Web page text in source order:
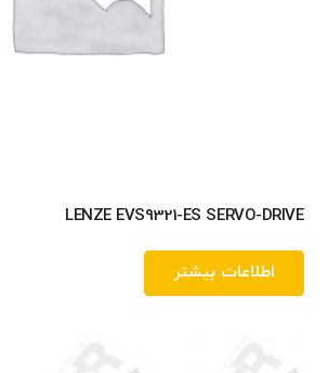
LENZE EVS9321-ES SERVO-DRIVE
اطلاعات بیشتر